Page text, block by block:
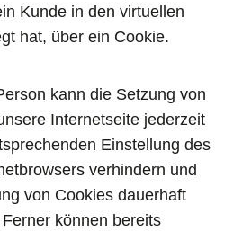
Kunde in den virtuellen
hat, über ein Cookie.
kann die Setzung von
Internetseite jederzeit
Einstellung des
verhindern und
von Cookies dauerhaft
können bereits